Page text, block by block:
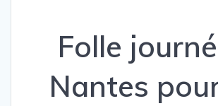
Folle
Nantes